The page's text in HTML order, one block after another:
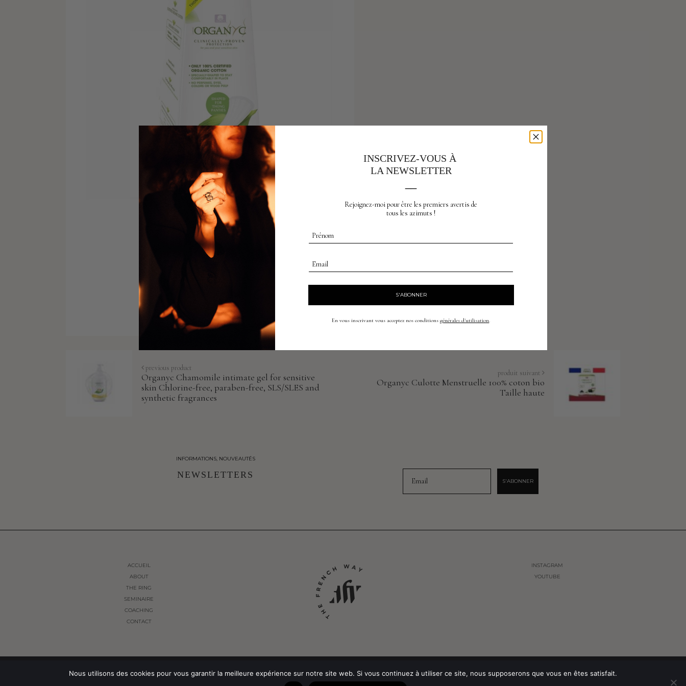
previous product
Organyc Chamomile intimate gel for sensitive
skin Chlorine-free, paraben-free, SLS/SLES and
synthetic fragrances
produit suivant
Organyc Culotte Menstruelle 100% coton bio
Taille haute
INFORMATIONS, NOUVEAUTÉS
NEWSLETTERS
S'ABONNER
ACCUEIL
ABOUT
THE RING
SEMINAIRE
COACHING
CONTACT
INSTAGRAM
YOUTUBE
© THE FRENCH WAY 2024. ALL RIGHTS RESERVED. POLITIQUE DE CONFIDENTIALITÉ CONDITIONS GÉNÉRALES DE VENTES
Nous utilisons des cookies pour vous garantir la meilleure expérience sur notre site web. Si vous continuez à utiliser ce site, nous supposerons que vous en êtes satisfait.
INSCRIVEZ-VOUS À
LA NEWSLETTER
Rejoignez-moi pour être les premiers avertisde
tous les azimuts !
Prénom
Email
S'ABONNER
En vous inscrivant vous acceptez nos conditionsgénérales d'utilisation.